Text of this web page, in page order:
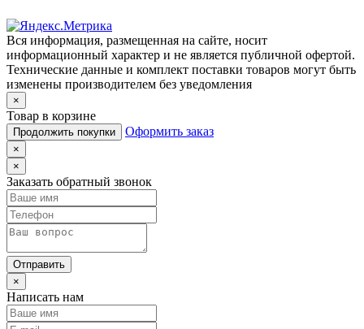
Вся информация, размещенная на сайте, носит
информационный характер и не является публичной офертой.
Технические данные и комплект поставки товаров могут быть
изменены производителем без уведомления
×
Товар в корзине
Продолжить покупки Оформить заказ
×
×
Заказать обратный звонок
Отправить
×
Написать нам